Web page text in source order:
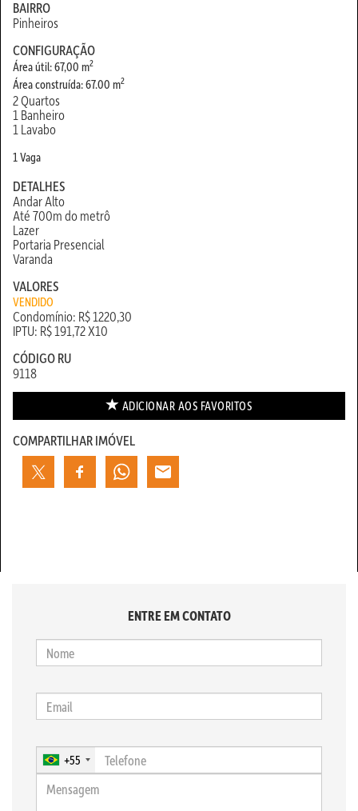
BAIRRO
Pinheiros
CONFIGURAÇÃO
Área útil: 67,00 m2
Área construída: 67.00 m2
2 Quartos
1 Banheiro
1 Lavabo
1 Vaga
DETALHES
Andar Alto
Até 700m do metrô
Lazer
Portaria Presencial
Varanda
VALORES
VENDIDO
Condomínio: R$ 1220,30
IPTU: R$ 191,72 X10
CÓDIGO RU
9118
ADICIONAR AOS FAVORITOS
COMPARTILHAR IMÓVEL
ENTRE EM CONTATO
+55